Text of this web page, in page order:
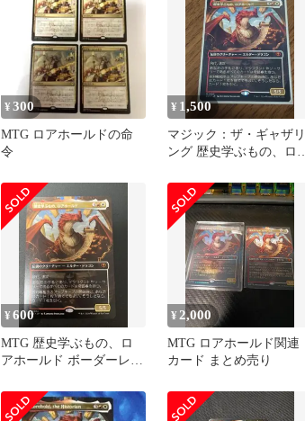
¥ 300
MTG ロアホールドの命
令
¥ 1,500
マジック：ザ・ギャザリ
ング 歴史学ぶもの、ロア
¥600
MTG 歴史学ぶもの、ロ
アホールド ボーダーレス
¥ 2,000
MTG ロアホールド関連
カード まとめ売り